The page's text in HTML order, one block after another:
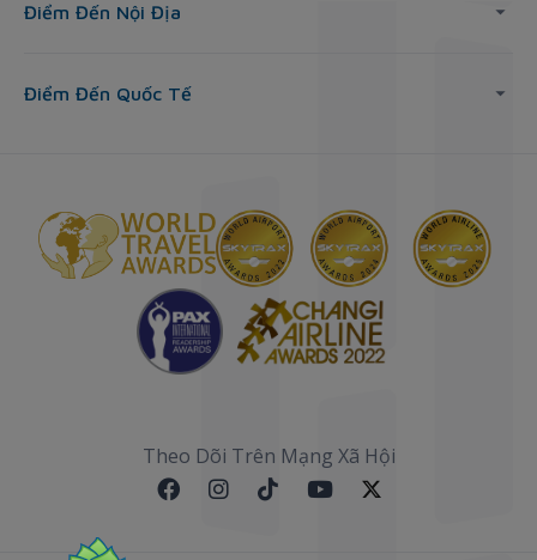
Điểm Đến Nội Địa
Điểm Đến Quốc Tế
Theo Dõi Trên Mạng Xã Hội